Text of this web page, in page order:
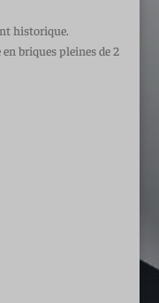
historique.
briques pleines de 2